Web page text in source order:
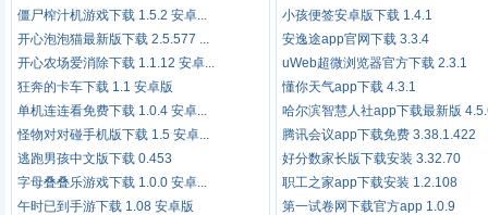
僵尸榨汁机游戏下载 1.5.2 安卓...
开心泡泡猫最新版下载 2.5.577 ...
开心农场爱消除下载 1.1.12 安卓...
狂奔的卡车下载 1.1 安卓版
单机连连看免费下载 1.0.4 安卓...
怪物对对碰手机版下载 1.5 安卓...
逃跑男孩中文版下载 0.453
字母叠叠乐游戏下载 1.0.0 安卓...
午时已到手游下载 1.08 安卓版
小孩便签安卓版下载 1.4.1
安逸途app官网下载 3.3.4
uWeb超微浏览器官方下载 2.3.1
懂你天气app下载 4.3.1
哈尔滨智慧人社app下载最新版
腾讯会议app下载免费 3.38.1.422
好分数家长版下载安装 3.32.70
职工之家app下载安装 1.2.108
第一试卷网下载官方app 1.0.9